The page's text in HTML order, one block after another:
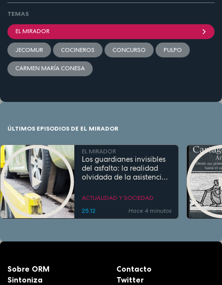
TEMAS
EL MIRADOR
JECOMUR COCINEROS CONCURSO PULPO
CARMEN MARÍA CONESA
ÚLTIMOS EPISODIOS DE EL MIRADOR
EL MIRADOR
Los guardianes invisibles
del asfalto: la realidad
olvidada de la asistencia
ACTUALIDAD Y SOCIEDAD
25:12
Hace 4 minutos
Sobre ORM
Sintoniza
Contacto
Twitter